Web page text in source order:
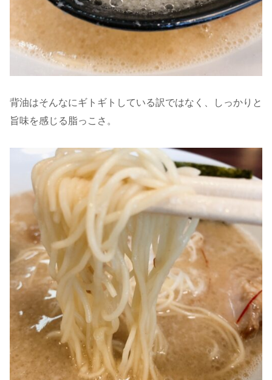
背油はそんなにギトギトしている訳ではなく、しっかりと
旨味を感じる脂っこさ。